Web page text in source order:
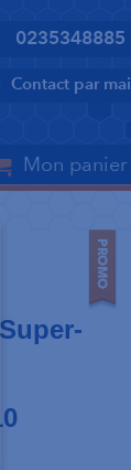
0235348885
Contact par mail
Mon panier